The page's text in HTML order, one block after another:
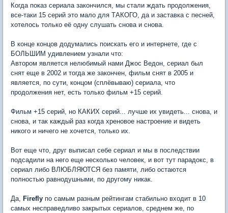
Когда показ сериала закончился, мы стали ждать продолжения,
все-таки 15 серий это мало для ТАКОГО, да и заставка с песней,
хотелось только её одну слушать снова и снова.
В конце концов додумались поискать его и интернете, где с
БОЛЬШИМ удивлением узнали что:
Автором является нелюбимый нами Джос Ведон, сериал был
снят еще в 2002 и тогда же закончен, фильм снят в 2005 и
является, по сути, концом (сплёвываю) сериала, что
продолжения нет, есть только фильм +15 серий.
Фильм +15 серий, но КАКИХ серий... лучше их увидеть... снова, и
снова, и так каждый раз когда хреновое настроение и видеть
никого и ничего не хочется, только их.
Вот еще что, друг выписал себе сериал и мы в последствии
подсадили на него еще несколько человек, и вот тут парадокс, в
сериал либо ВЛЮБЛЯЮТСЯ без памяти, либо остаются
полностью равнодушными, по другому никак.
Да, Firefly по самым разным рейтингам стабильно входит в 10
самых несправедливо закрытых сериалов, среднем же, по